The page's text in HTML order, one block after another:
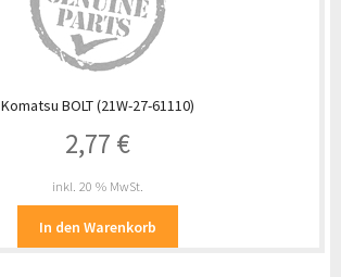
Komatsu BOLT (21W-27-61110)
2,77 €
inkl. 20 % MwSt.
In den Warenkorb